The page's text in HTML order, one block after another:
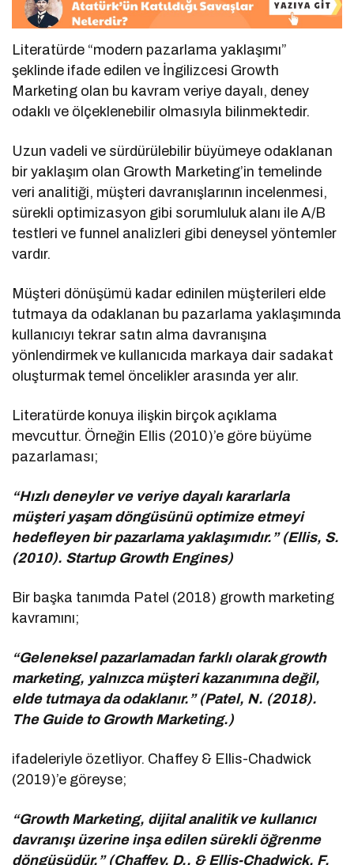
Literatürde “modern pazarlama yaklaşımı”
şeklinde ifade edilen ve İngilizcesi Growth
Marketing olan bu kavram veriye dayalı, deney
odaklı ve ölçeklenebilir olmasıyla bilinmektedir.
Uzun vadeli ve sürdürülebilir büyümeye odaklanan
bir yaklaşım olan Growth Marketing’in temelinde
veri analitiği, müşteri davranışlarının incelenmesi,
sürekli optimizasyon gibi sorumluluk alanı ile A/B
testleri ve funnel analizleri gibi deneysel yöntemler
vardır.
Müşteri dönüşümü kadar edinilen müşterileri elde
tutmaya da odaklanan bu pazarlama yaklaşımında
kullanıcıyı tekrar satın alma davranışına
yönlendirmek ve kullanıcıda markaya dair sadakat
oluşturmak temel öncelikler arasında yer alır.
Literatürde konuya ilişkin birçok açıklama
mevcuttur. Örneğin Ellis (2010)’e göre büyüme
pazarlaması;
“Hızlı deneyler ve veriye dayalı kararlarla
müşteri yaşam döngüsünü optimize etmeyi
hedefleyen bir pazarlama yaklaşımıdır.” (Ellis, S.
(2010). Startup Growth Engines)
Bir başka tanımda Patel (2018) growth marketing
kavramını;
“Geleneksel pazarlamadan farklı olarak growth
marketing, yalnızca müşteri kazanımına değil,
elde tutmaya da odaklanır.” (Patel, N. (2018).
The Guide to Growth Marketing.)
ifadeleriyle özetliyor. Chaffey & Ellis-Chadwick
(2019)’e göreyse;
“Growth Marketing, dijital analitik ve kullanıcı
davranışı üzerine inşa edilen sürekli öğrenme
döngüsüdür.” (Chaffey, D., & Ellis-Chadwick, F.